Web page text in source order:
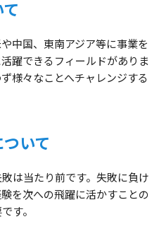
中国、東南アジア等に事業を
躍できるフィールドがありま
様々なことへチャレンジする
いて
は当たり前です。失敗に負け
を次への飛躍に活かすことの
す。